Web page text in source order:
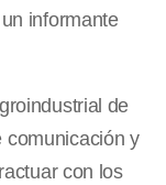
informante
de
comunicación y
con los